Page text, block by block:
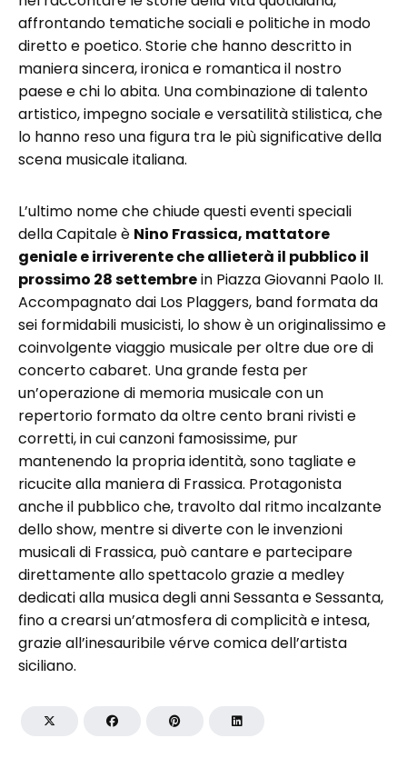
affrontando tematiche sociali e politiche in modo
diretto e poetico. Storie che hanno descritto in
maniera sincera, ironica e romantica il nostro
paese e chi lo abita. Una combinazione di talento
artistico, impegno sociale e versatilità stilistica, che
lo hanno reso una figura tra le più significative della
scena musicale italiana.
L’ultimo nome che chiude questi eventi speciali
della Capitale è Nino Frassica, mattatore
geniale e irriverente che allieterà il pubblico il
prossimo 28 settembrein Piazza Giovanni Paolo II.
Accompagnato dai Los Plaggers, band formata da
sei formidabili musicisti, lo show è un originalissimo e
coinvolgente viaggio musicale per oltre due ore di
concerto cabaret. Una grande festa per
un’operazione di memoria musicale con un
repertorio formato da oltre cento brani rivisti e
corretti, in cui canzoni famosissime, pur
mantenendo la propria identità, sono tagliate e
ricucite alla maniera di Frassica. Protagonista
anche il pubblico che, travolto dal ritmo incalzante
dello show, mentre si diverte con le invenzioni
musicali di Frassica, può cantare e partecipare
direttamente allo spettacolo grazie a medley
dedicati alla musica degli anni Sessanta e Sessanta,
fino a crearsi un’atmosfera di complicità e intesa,
grazie all’inesauribile vérve comica dell’artista
siciliano.